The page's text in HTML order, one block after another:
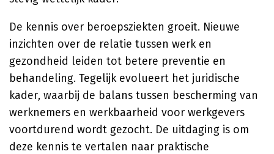
De kennis over beroepsziekten groeit. Nieuwe
inzichten over de relatie tussen werk en
gezondheid leiden tot betere preventie en
behandeling. Tegelijk evolueert het juridische
kader, waarbij de balans tussen bescherming van
werknemers en werkbaarheid voor werkgevers
voortdurend wordt gezocht. De uitdaging is om
deze kennis te vertalen naar praktische